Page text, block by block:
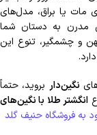
مات یا براق، مدل‌های
مدرن به دستان شما
و چشمگیر، تنوع این
نگین‌دار بروید، حتماً
انگشتر طلا با نگین‌های
به فروشگاه حنیف گلد